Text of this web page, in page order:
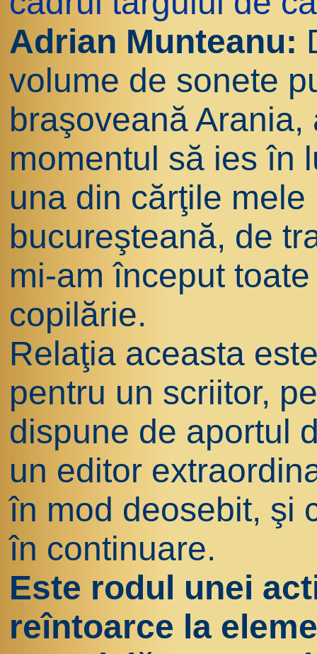
Adrian Munteanu:
volume de sonete
braşoveană
momentul să ies în
una din cărţile
bucureşteană, de
mi-am început
copilărie.
Relaţia aceasta
pentru un scriitor,
dispune de aportul
un editor
în mod deosebit, şi
în continuare.
Este rodul unei
reîntoarce la